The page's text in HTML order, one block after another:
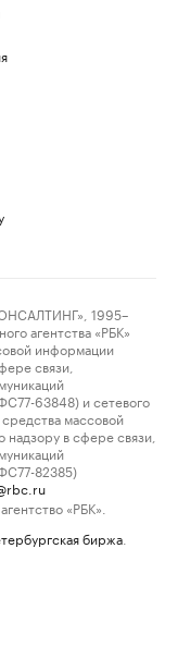
1995–
агентства «РБК»
информации
связи,
63848) и сетевого
массовой
в сфере связи,
82385)
«РБК».
биржа